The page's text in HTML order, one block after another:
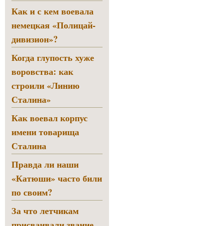
Как и с кем воевала
немецкая «Полицай-
дивизион»?
Когда глупость хуже
воровства: как
строили «Линию
Сталина»
Как воевал корпус
имени товарища
Сталина
Правда ли наши
«Катюши» часто били
по своим?
За что летчикам